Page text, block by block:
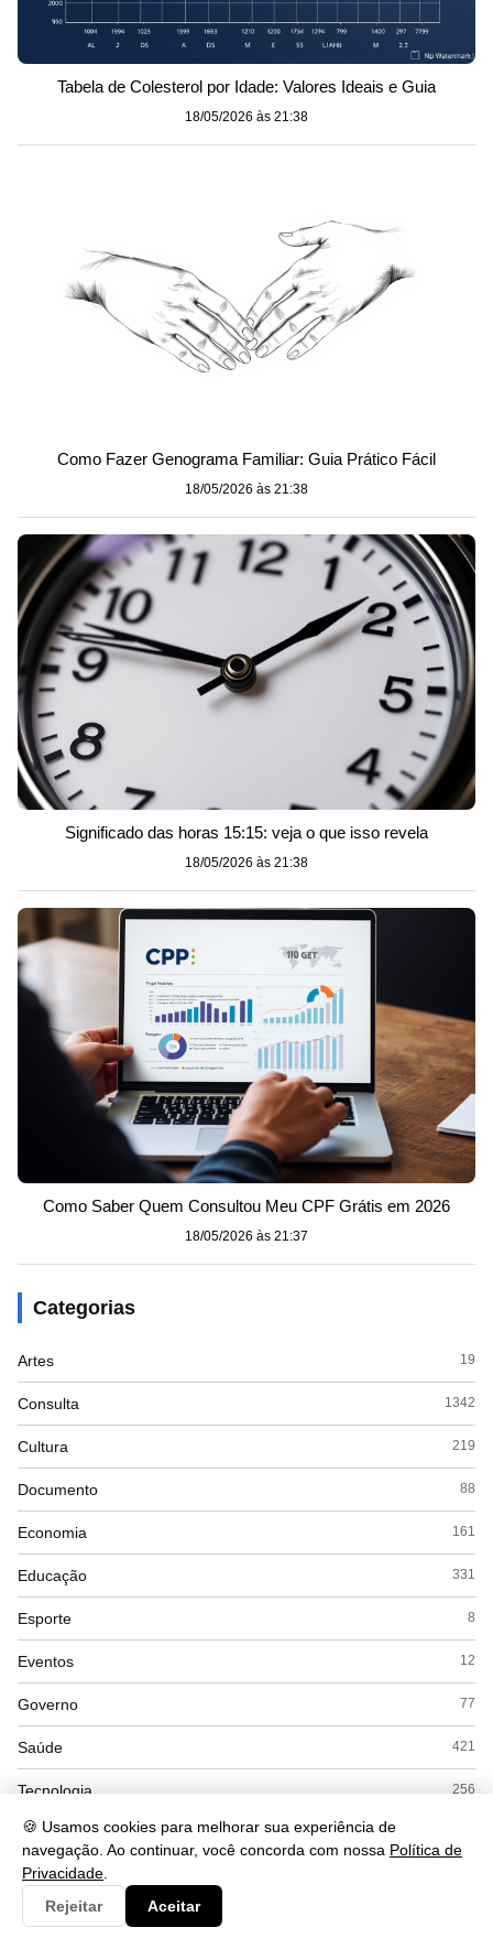
🍪 Usamos cookies para melhorar sua experiência de
navegação. Ao continuar, você concorda com nossa Política de
Privacidade
Rejeitar
Aceitar
Tabela de Colesterol por Idade: Valores Ideais e Guia
18/05/2026 às 21:38
Como Fazer Genograma Familiar: Guia Prático Fácil
18/05/2026 às 21:38
Significado das horas 15:15: veja o que isso revela
18/05/2026 às 21:38
Como Saber Quem Consultou Meu CPF Grátis em 2026
18/05/2026 às 21:37
Categorias
Artes 19
Consulta 1342
Cultura 219
Documento 88
Economia 161
Educação 331
Esporte 8
Eventos 12
Governo 77
Saúde 421
Tecnologia 256